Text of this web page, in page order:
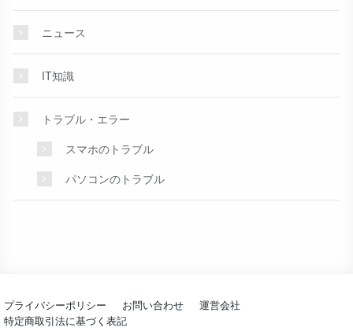
ニュース
IT知識
トラブル・エラー
スマホのトラブル
パソコンのトラブル
プライバシーポリシー お問い合わせ
運営会社
特定商取引法に基づく表記